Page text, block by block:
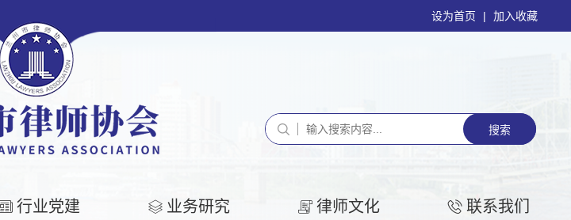
设为首页 | 加入收藏
行业党建 业务研究 律师文化 联系我们